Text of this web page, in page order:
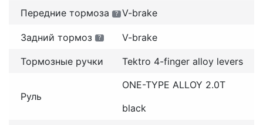
Передние тормоза ? V-brake
Задний тормоз ? V-brake
Тормозные ручки Tektro 4-finger alloy levers
Руль
ONE-TYPE ALLOY 2.0T
black